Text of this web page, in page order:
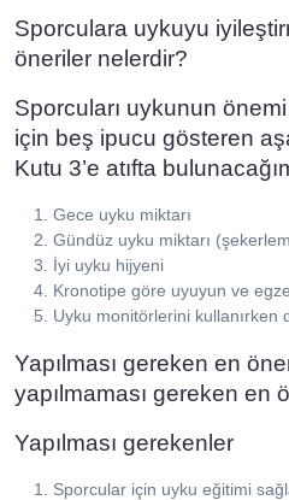
Sporculara uykuyu
öneriler nelerdir?
Sporcuları uykunun
için beş ipucu gösteren
Kutu 3’e atıfta
Gece uyku miktarı
Gündüz uyku miktarı
İyi uyku hijyeni
Kronotipe göre uyuyun ve
Uyku monitörlerini kullanırken
Yapılması gereken en
yapılmaması gereken en
Yapılması gerekenler
Sporcular için uyku eğitimi